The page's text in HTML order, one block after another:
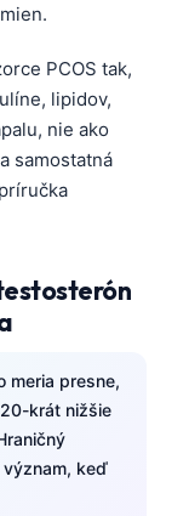
PCOS tak,
lipidov,
nie ako
samostatná
príručka
meria presne,
krát nižšie
keď